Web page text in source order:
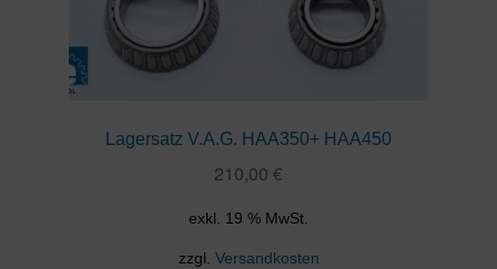
Lagersatz V.A.G. HAA350+ HAA450
210,00 €
exkl. 19 % MwSt.
zzgl. Versandkosten